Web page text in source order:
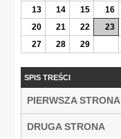
13
14 15 16
20
21 22 23
27
28 29
SPIS TREŚCI
PIERWSZA STRONA
DRUGA STRONA